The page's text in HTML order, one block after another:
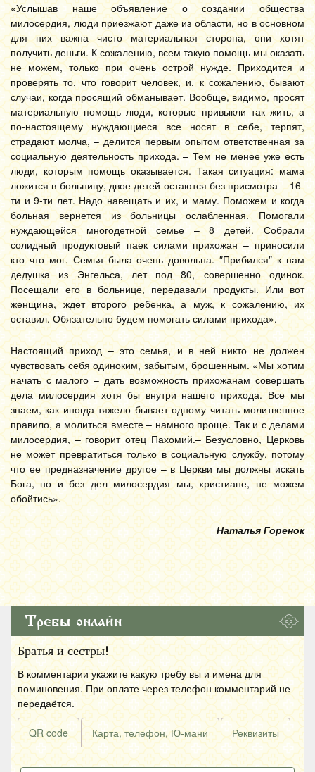
«Услышав наше объявление о создании общества
милосердия, люди приезжают даже из области, но в основном
для них важна чисто материальная сторона, они хотят
получить деньги. К сожалению, всем такую помощь мы оказать
не можем, только при очень острой нужде. Приходится и
проверять то, что говорит человек, и, к сожалению, бывают
случаи, когда просящий обманывает. Вообще, видимо, просят
материальную помощь люди, которые привыкли так жить, а
по-настоящему нуждающиеся все носят в себе, терпят,
страдают молча, – делится первым опытом ответственная за
социальную деятельность прихода. – Тем не менее уже есть
люди, которым помощь оказывается. Такая ситуация: мама
ложится в больницу, двое детей остаются без присмотра – 16-
ти и 9-ти лет. Надо навещать и их, и маму. Поможем и когда
больная вернется из больницы ослабленная. Помогали
нуждающейся многодетной семье – 8 детей. Собрали
солидный продуктовый паек силами прихожан – приносили
кто что мог. Семья была очень довольна. ″Прибился″ к нам
дедушка из Энгельса, лет под 80, совершенно одинок.
Посещали его в больнице, передавали продукты. Или вот
женщина, ждет второго ребенка, а муж, к сожалению, их
оставил. Обязательно будем помогать силами прихода».
Настоящий приход – это семья, и в ней никто не должен
чувствовать себя одиноким, забытым, брошенным. «Мы хотим
начать с малого – дать возможность прихожанам совершать
дела милосердия хотя бы внутри нашего прихода. Все мы
знаем, как иногда тяжело бывает одному читать молитвенное
правило, а молиться вместе – намного проще. Так и с делами
милосердия, – говорит отец Пахомий.– Безусловно, Церковь
не может превратиться только в социальную службу, потому
что ее предназначение другое – в Церкви мы должны искать
Бога, но и без дел милосердия мы, христиане, не можем
обойтись».
Наталья Горенок
Требы онлайн
Братья и сестры!
В комментарии укажите какую требу вы и имена для
поминовения. При оплате через телефон комментарий не
передаётся.
QR code Карта, телефон, Ю-мани Реквизиты